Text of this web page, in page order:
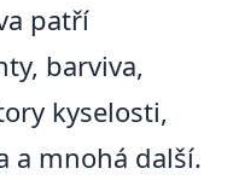
patří
barviva,
kyselosti,
a mnohá další.